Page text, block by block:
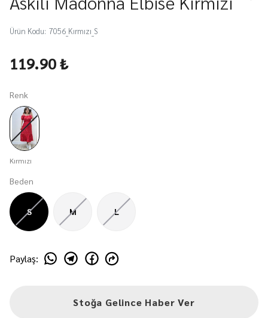
Ürün Kodu: 7056_Kırmızı_S
119.90 ₺
Renk
Kırmızı
Beden
S M L
Paylaş:
Stoğa Gelince Haber Ver